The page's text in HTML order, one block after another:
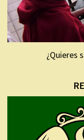
¿Quieres